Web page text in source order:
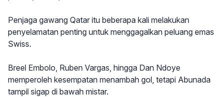
Penjaga gawang Qatar itu beberapa kali melakukan
penyelamatan penting untuk menggagalkan peluang emas
Swiss.
Breel Embolo, Ruben Vargas, hingga Dan Ndoye
memperoleh kesempatan menambah gol, tetapi Abunada
tampil sigap di bawah mistar.